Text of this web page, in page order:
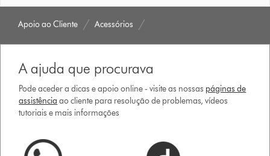
Apoio ao Cliente Acessórios
A ajuda que procurava
Pode aceder a dicas e apoio online - visite as nossas páginas de
assistência ao cliente para resolução de problemas, vídeos
tutoriais e mais informações